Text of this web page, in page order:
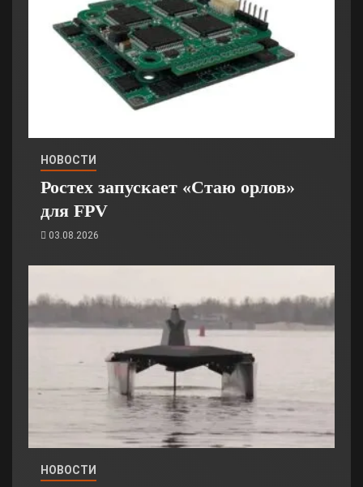
НОВОСТИ
Ростех запускает «Стаю орлов»
для FPV
03.08.2026
НОВОСТИ